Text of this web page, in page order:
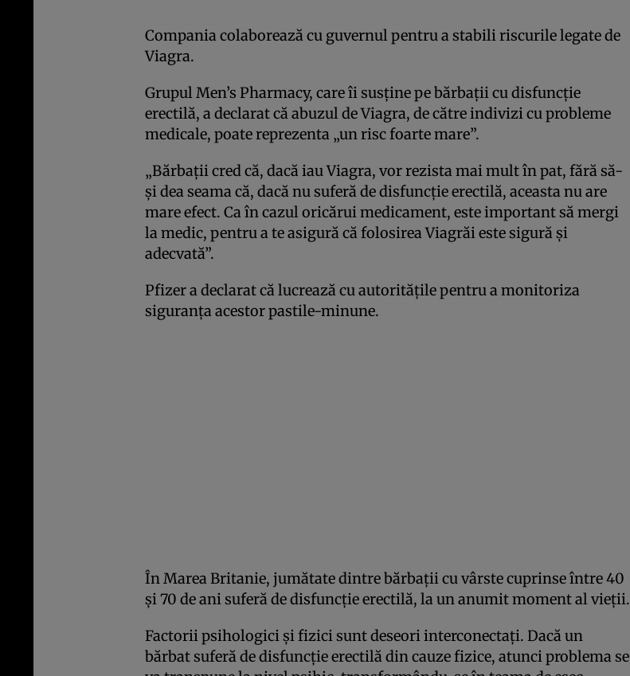
Compania colaborează cu guvernul pentru a stabili riscurile legate de
Viagra.
Grupul Men’s Pharmacy, care îi susţine pe bărbaţii cu disfuncţie
erectilă, a declarat că abuzul de Viagra, de către indivizi cu probleme
medicale, poate reprezenta „un risc foarte mare”.
„Bărbaţii cred că, dacă iau Viagra, vor rezista mai mult în pat, fără să-
şi dea seama că, dacă nu suferă de disfuncţie erectilă, aceasta nu are
mare efect. Ca în cazul oricărui medicament, este important să mergi
la medic, pentru a te asigură că folosirea Viagrăi este sigură şi
adecvată”.
Pfizer a declarat că lucrează cu autorităţile pentru a monitoriza
siguranţa acestor pastile-minune.
În Marea Britanie, jumătate dintre bărbaţii cu vârste cuprinse între 40
şi 70 de ani suferă de disfuncţie erectilă, la un anumit moment al vieţii.
Factorii psihologici şi fizici sunt deseori interconectaţi. Dacă un
bărbat suferă de disfuncţie erectilă din cauze fizice, atunci problema se